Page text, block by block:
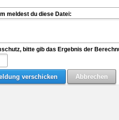
meldest du diese Datei:
bitte gib das Ergebnis der